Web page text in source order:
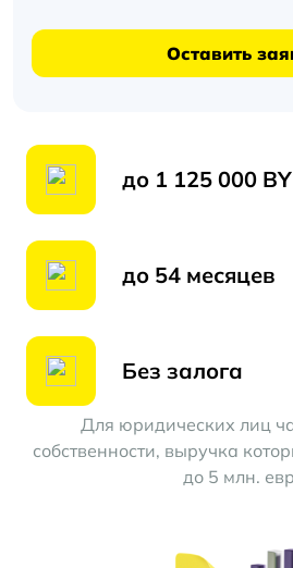
Оставить
до 1 125 000
до 54 месяцев
Без залога
Для юридических лиц
собственности, выручка
до 5 млн.